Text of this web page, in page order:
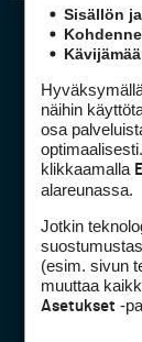
Sisällön
näihin
osa
klikkaamalla
alareunassa.
Jotkin
(esim. sivun
muuttaa
Asetukset -